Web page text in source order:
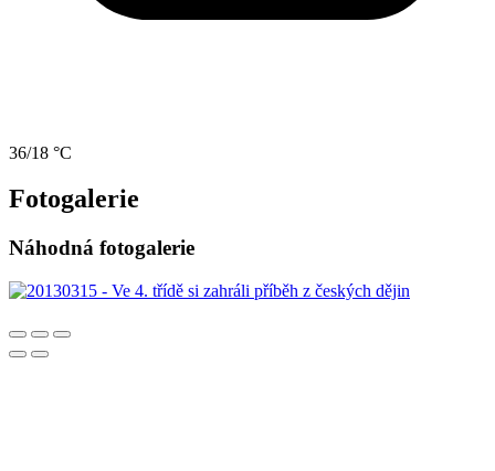
36/18 °C
Fotogalerie
Náhodná fotogalerie